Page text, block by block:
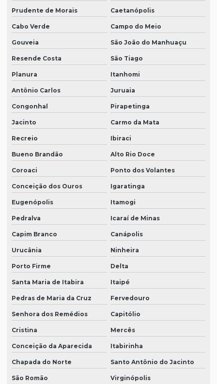
Prudente de Morais Caetanópolis
Cabo Verde Campo do Meio
Gouveia São João do Manhuaçu
Resende Costa São Tiago
Planura Itanhomi
Antônio Carlos Juruaia
Congonhal Pirapetinga
Jacinto Carmo da Mata
Recreio Ibiraci
Bueno Brandão Alto Rio Doce
Coroaci Ponto dos Volantes
Conceição dos Ouros Igaratinga
Eugenópolis Itamogi
Pedralva Icaraí de Minas
Capim Branco Canápolis
Urucânia Ninheira
Porto Firme Delta
Santa Maria de Itabira Itaipé
Pedras de Maria da Cruz Fervedouro
Senhora dos Remédios Capitólio
Cristina Mercês
Conceição da Aparecida Itabirinha
Chapada do Norte Santo Antônio do Jacinto
São Romão Virginópolis